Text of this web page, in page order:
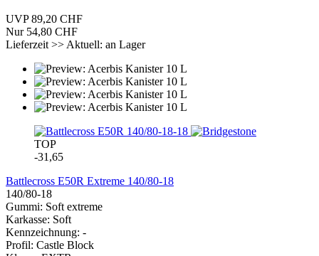
UVP 89,20 CHF
Nur 54,80 CHF
Lieferzeit >> Aktuell: an Lager
TOP
-31,65
Battlecross E50R Extreme 140/80-18
140/80-18
Gummi: Soft extreme
Karkasse: Soft
Kennzeichnung: -
Profil: Castle Block